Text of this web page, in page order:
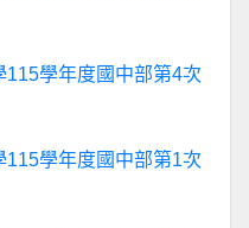
學年度國中部第4次
學年度國中部第1次